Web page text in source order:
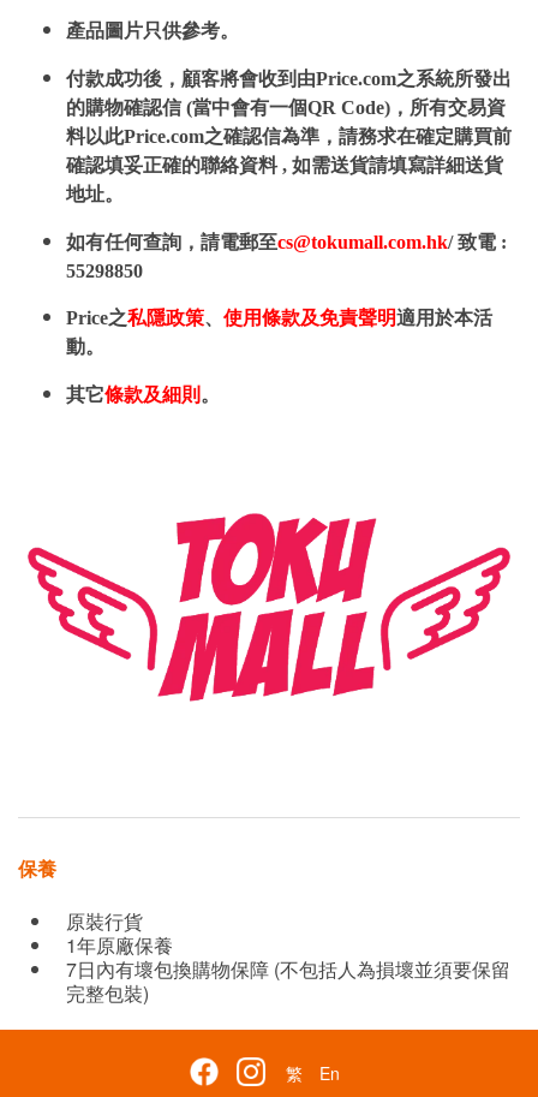
產品圖片只供參考。
付款成功後，顧客將會收到由Price.com之系統所發出
的購物確認信 (當中會有一個QR Code)，所有交易資
料以此Price.com之確認信為準，請務求在確定購買前
確認填妥正確的聯絡資料 , 如需送貨請填寫詳細送貨
地址。
如有任何查詢，請電郵至cs@tokumall.com.hk/ 致電 :
55298850
Price之私隱政策、 使用條款及免責聲明適用於本活
動。
其它條款及細則 。
保養
原裝行貨
1年原廠保養
7日內有壞包換購物保障 (不包括人為損壞並須要保留
完整包裝)
繁 En